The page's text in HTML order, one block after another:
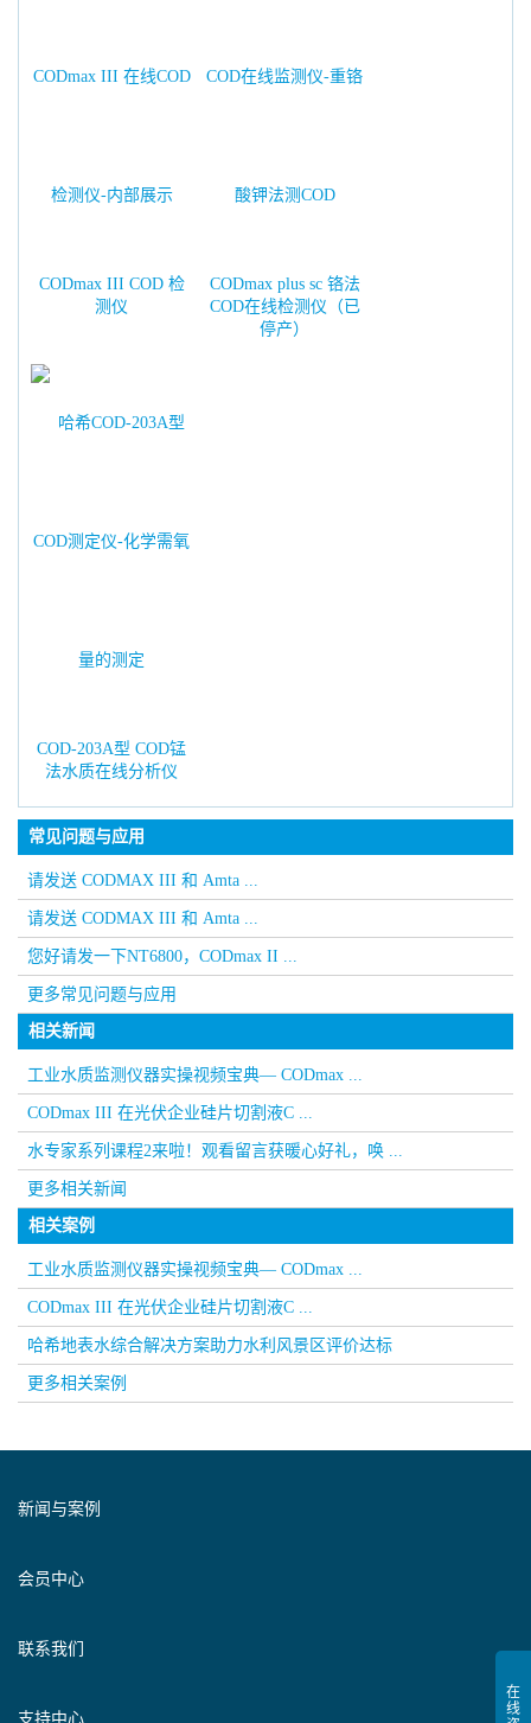
CODmax III COD 检
测仪
CODmax plus sc 铬法
COD在线检测仪（已
停产）
COD-203A型 COD锰
法水质在线分析仪
常见问题与应用
请发送 CODMAX III 和 Amta ...
请发送 CODMAX III 和 Amta ...
您好请发一下NT6800，CODmax II ...
更多常见问题与应用
相关新闻
工业水质监测仪器实操视频宝典— CODmax ...
CODmax III 在光伏企业硅片切割液C ...
水专家系列课程2来啦！观看留言获暖心好礼，唤 ...
更多相关新闻
相关案例
工业水质监测仪器实操视频宝典— CODmax ...
CODmax III 在光伏企业硅片切割液C ...
哈希地表水综合解决方案助力水利风景区评价达标
更多相关案例
新闻与案例
会员中心
联系我们
支持中心